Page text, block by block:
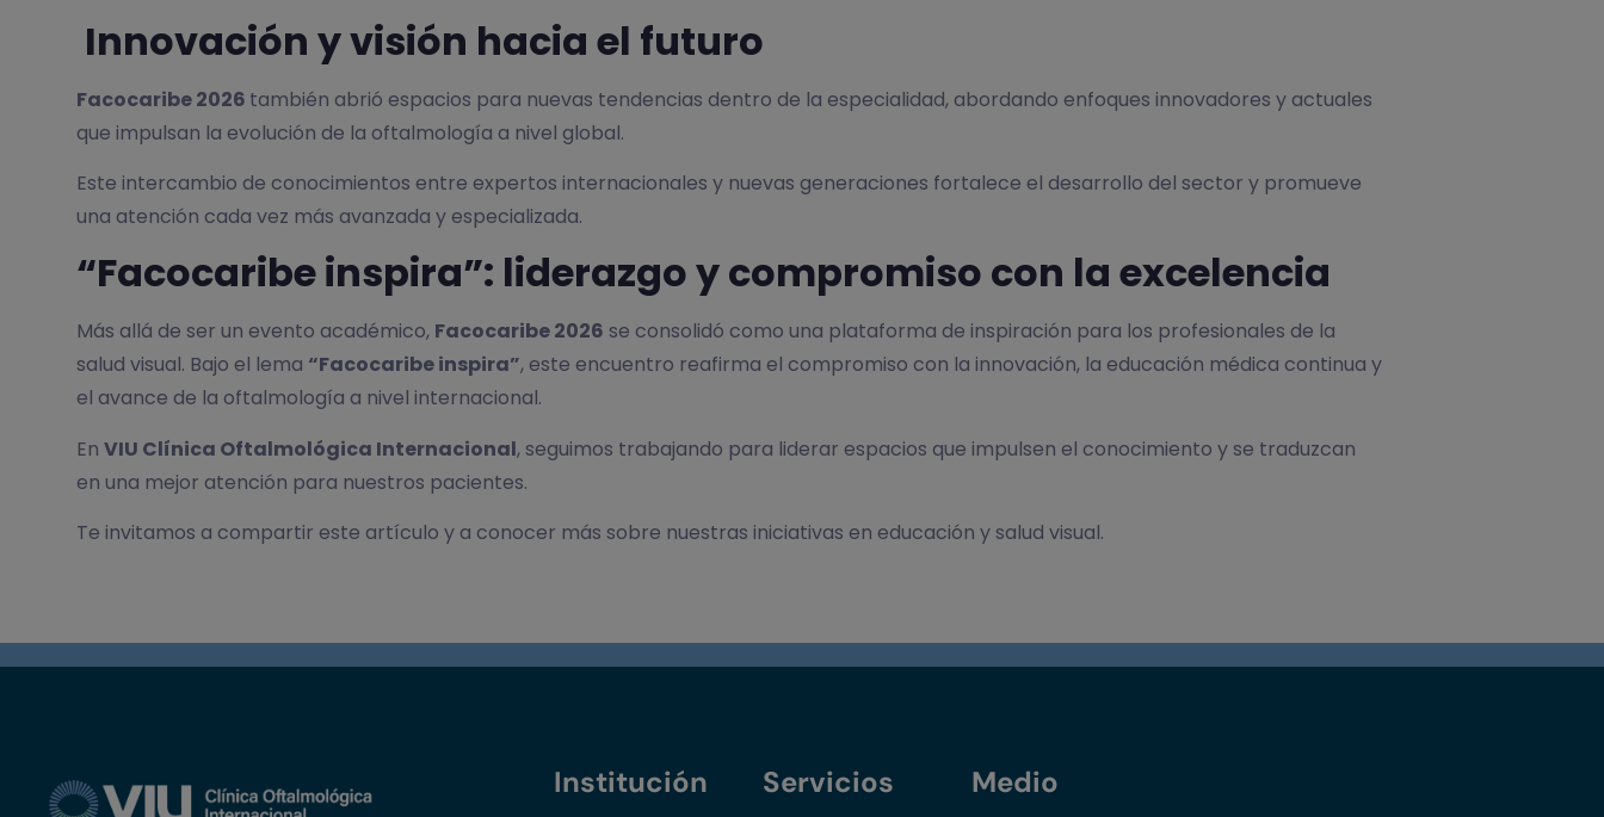
Innovación y visión hacia el futuro
Facocaribe 2026 también abrió espacios para nuevas tendencias dentro de la especialidad, abordando enfoques innovadores y actuales
que impulsan la evolución de la oftalmología a nivel global.
Este intercambio de conocimientos entre expertos internacionales y nuevas generaciones fortalece el desarrollo del sector y promueve
una atención cada vez más avanzada y especializada.
“Facocaribe inspira”: liderazgo y compromiso con la excelencia
Más allá de ser un evento académico, Facocaribe 2026 se consolidó como una plataforma de inspiración para los profesionales de la
salud visual. Bajo el lema “Facocaribe inspira”, este encuentro reafirma el compromiso con la innovación, la educación médica continua y
el avance de la oftalmología a nivel internacional.
En VIU Clínica Oftalmológica Internacional, seguimos trabajando para liderar espacios que impulsen el conocimiento y se traduzcan
en una mejor atención para nuestros pacientes.
Te invitamos a compartir este artículo y a conocer más sobre nuestras iniciativas en educación y salud visual.
Institución Servicios Medio